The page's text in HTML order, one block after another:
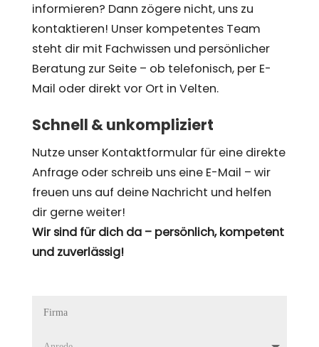
informieren? Dann zögere nicht, uns zu
kontaktieren! Unser kompetentes Team
steht dir mit Fachwissen und persönlicher
Beratung zur Seite – ob telefonisch, per E-
Mail oder direkt vor Ort in Velten.
Schnell & unkompliziert
Nutze unser Kontaktformular für eine direkte
Anfrage oder schreib uns eine E-Mail – wir
freuen uns auf deine Nachricht und helfen
dir gerne weiter!
Wir sind für dich da – persönlich, kompetent
und zuverlässig!